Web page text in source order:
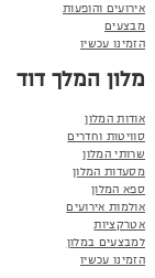
אירועים והופעות
מבצעים
הזמינו עכשיו
מלון המלך דוד
אודות המלון
סוויטות וחדרים
שרותי המלון
מסעדות המלון
ספא המלון
אולמות אירועים
אטרקציות
למבצעים במלון
הזמינו עכשיו